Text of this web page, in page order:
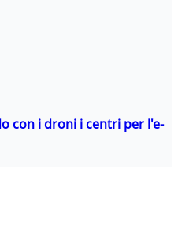
con i droni i centri per l'e-